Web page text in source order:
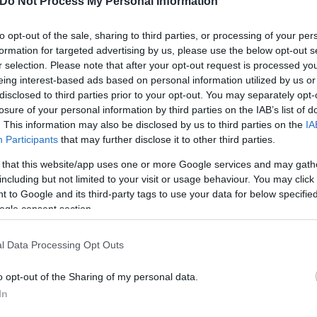
opt-out of the sale, sharing to third parties, or processing of your
for targeted advertising by us, please use the below opt-out
selection. Please note that after your opt-out request is processed
interest-based ads based on personal information utilized by us
to third parties prior to your opt-out. You may separately
of your personal information by third parties on the IAB’s list of
This information may also be disclosed by us to third parties on the
Participants that may further disclose it to other third parties.
that this website/app uses one or more Google services and may
but not limited to your visit or usage behaviour. You may
to Google and its third-party tags to use your data for below
consent section.
Data Processing Opt Outs
opt-out of the Sharing of my personal data.
πούμε για τις συνέπειες στους καρπούς,
στο Αθηναϊκό – Μακεδονικό Πρακτορείο
και πρόσθεσε « Το επείγον είναι η
υποστεί σοβαρές ζημιές για την μεταφορά της